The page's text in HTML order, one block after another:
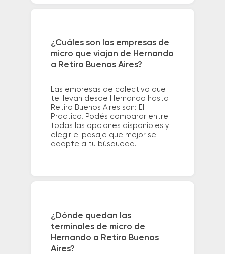
¿Cuáles son las empresas de
micro que viajan de Hernando
a Retiro Buenos Aires?
Las empresas de colectivo que
te llevan desde Hernando hasta
Retiro Buenos Aires son: El
Practico. Podés comparar entre
todas las opciones disponibles y
elegir el pasaje que mejor se
adapte a tu búsqueda.
¿Dónde quedan las
terminales de micro de
Hernando a Retiro Buenos
Aires?